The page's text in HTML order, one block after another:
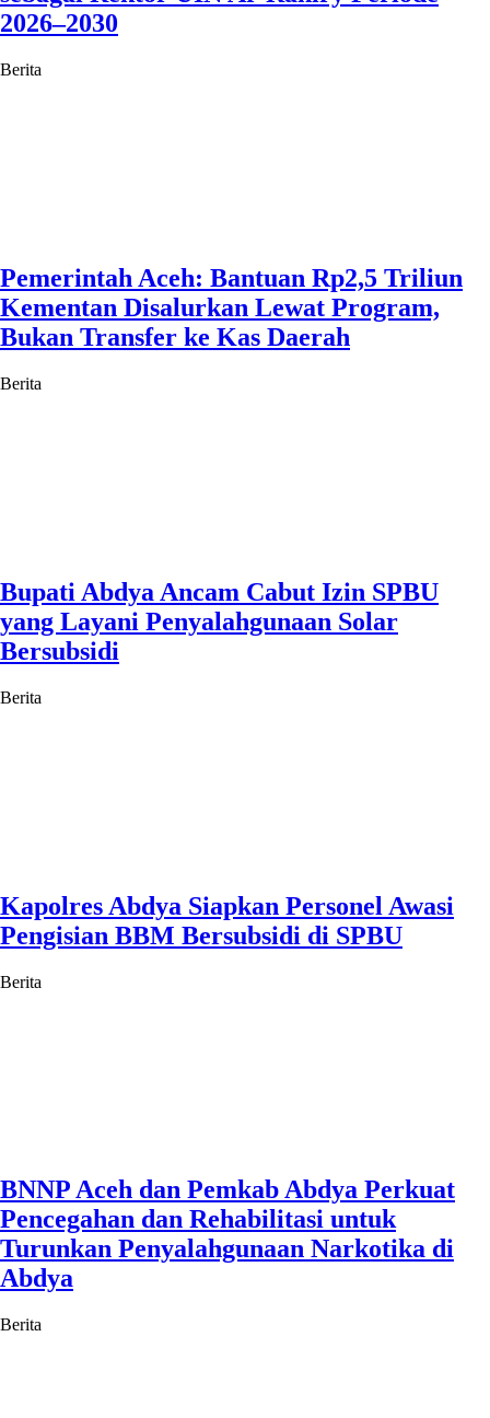
2026–2030
Berita
Pemerintah Aceh: Bantuan Rp2,5 Triliun
Kementan Disalurkan Lewat Program,
Bukan Transfer ke Kas Daerah
Berita
Bupati Abdya Ancam Cabut Izin SPBU
yang Layani Penyalahgunaan Solar
Bersubsidi
Berita
Kapolres Abdya Siapkan Personel Awasi
Pengisian BBM Bersubsidi di SPBU
Berita
BNNP Aceh dan Pemkab Abdya Perkuat
Pencegahan dan Rehabilitasi untuk
Turunkan Penyalahgunaan Narkotika di
Abdya
Berita